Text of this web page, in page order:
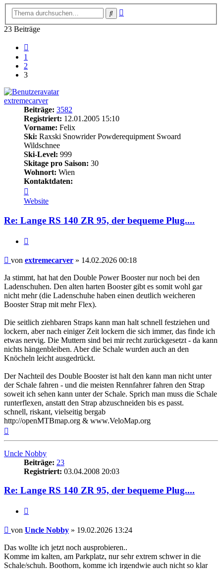
Suche
23 Beiträge
1
2
3
extremecarver
Beiträge: 3582
Registriert: 12.01.2005 15:10
Vorname: Felix
Ski: Raxski Snowrider Powderequipment Swoard
Wildschnee
Ski-Level: 999
Skitage pro Saison: 30
Wohnort: Wien
Kontaktdaten:
von
extremecarver
Website
Re: Lange RS 140 ZR 95, der bequeme Plug....
Beitrag
von extremecarver » 14.02.2026 00:18
Ja stimmt, hat hat den Double Power Booster nur noch bei den
Ladenschuhen. Den alten harten Booster gibt es somit wohl gar
nicht mehr (die Ladenschuhe haben einen deutlich weicheren
Booster Strap mit mehr Flex).
Die seitlich ziehbaren Straps kann man halt schnell festziehen und
lockern, aber nach einiger Zeit lockern die sich immer, das finde ich
etwas nervig. Die Muttern sind bei mir recht zurückgesetzt - da kann
nichts hängenbleiben. Aber die Schale wurden auch an den
Knöcheln leicht ausgedrückt.
Der Nachteil des Double Booster ist halt den kann man nicht unter
der Schale fahren - und die meisten Rennfahrer fahren den Strap
soweit ich sehen kann unter der Schale. Sprich man muss die Schale
runterflexen, anstatt den Strap abzuschneiden bis es passt.
schnell, riskant, vielseitig bergab
http://openMTBmap.org & www.VeloMap.org
Uncle Nobby
Beiträge: 23
Registriert: 03.04.2008 20:03
Re: Lange RS 140 ZR 95, der bequeme Plug....
Beitrag
von Uncle Nobby » 19.02.2026 13:24
Das wollte ich jetzt noch ausprobieren..
Komme im kalten, am Parkplatz, nur sehr extrem schwer in die
Schale/schuh. Boothorn, komme ich irgendwie auch nicht so klar